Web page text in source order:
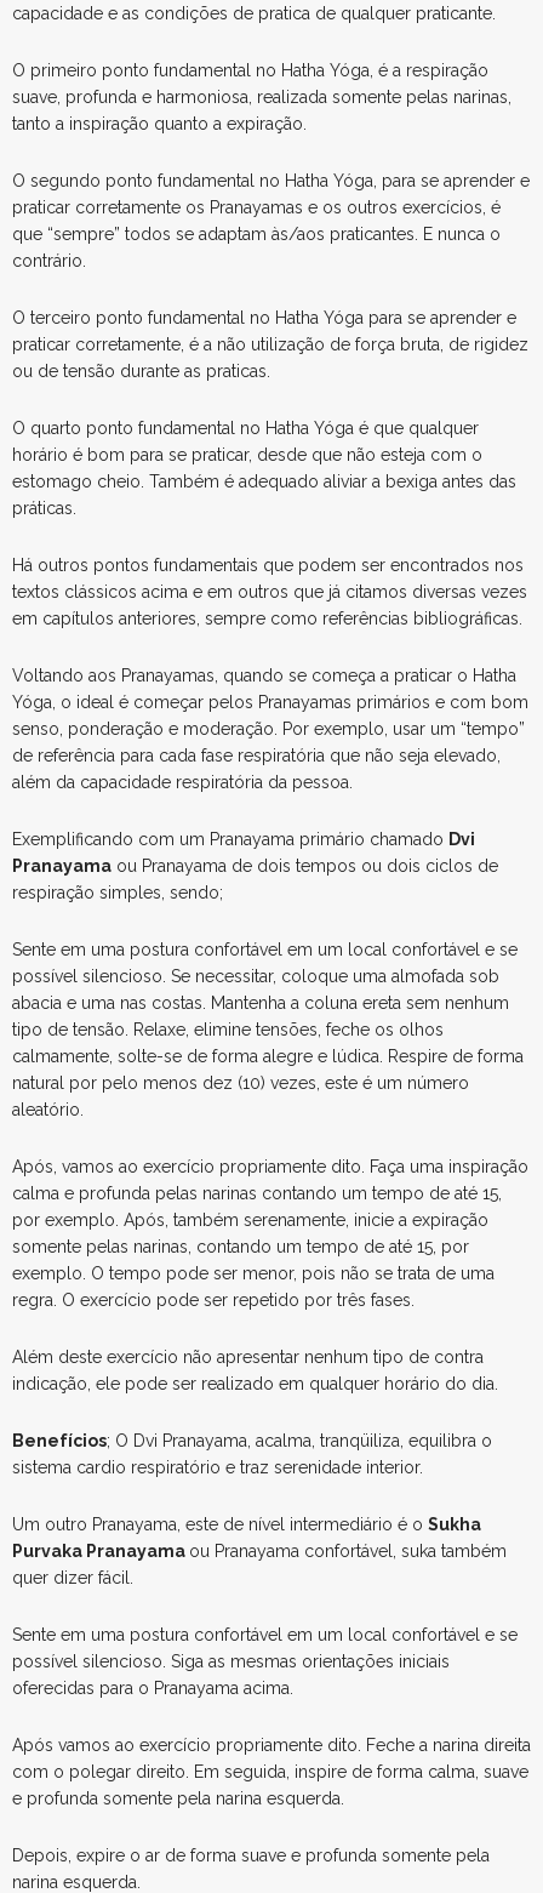
capacidade e as condições de pratica de qualquer praticante.
O primeiro ponto fundamental no Hatha Yóga, é a respiração
suave, profunda e harmoniosa, realizada somente pelas narinas,
tanto a inspiração quanto a expiração.
O segundo ponto fundamental no Hatha Yóga, para se aprender e
praticar corretamente os Pranayamas e os outros exercícios, é
que “sempre” todos se adaptam às/aos praticantes. E nunca o
contrário.
O terceiro ponto fundamental no Hatha Yóga para se aprender e
praticar corretamente, é a não utilização de força bruta, de rigidez
ou de tensão durante as praticas.
O quarto ponto fundamental no Hatha Yóga é que qualquer
horário é bom para se praticar, desde que não esteja com o
estomago cheio. Também é adequado aliviar a bexiga antes das
práticas.
Há outros pontos fundamentais que podem ser encontrados nos
textos clássicos acima e em outros que já citamos diversas vezes
em capítulos anteriores, sempre como referências bibliográficas.
Voltando aos Pranayamas, quando se começa a praticar o Hatha
Yóga, o ideal é começar pelos Pranayamas primários e com bom
senso, ponderação e moderação. Por exemplo, usar um “tempo”
de referência para cada fase respiratória que não seja elevado,
além da capacidade respiratória da pessoa.
Exemplificando com um Pranayama primário chamado Dvi
Pranayama ou Pranayama de dois tempos ou dois ciclos de
respiração simples, sendo;
Sente em uma postura confortável em um local confortável e se
possível silencioso. Se necessitar, coloque uma almofada sob
abacia e uma nas costas. Mantenha a coluna ereta sem nenhum
tipo de tensão. Relaxe, elimine tensões, feche os olhos
calmamente, solte-se de forma alegre e lúdica. Respire de forma
natural por pelo menos dez (10) vezes, este é um número
aleatório.
Após, vamos ao exercício propriamente dito. Faça uma inspiração
calma e profunda pelas narinas contando um tempo de até 15,
por exemplo. Após, também serenamente, inicie a expiração
somente pelas narinas, contando um tempo de até 15, por
exemplo. O tempo pode ser menor, pois não se trata de uma
regra. O exercício pode ser repetido por três fases.
Além deste exercício não apresentar nenhum tipo de contra
indicação, ele pode ser realizado em qualquer horário do dia.
Benefícios; O Dvi Pranayama, acalma, tranqüiliza, equilibra o
sistema cardio respiratório e traz serenidade interior.
Um outro Pranayama, este de nível intermediário é o Sukha
Purvaka Pranayama ou Pranayama confortável, suka também
quer dizer fácil.
Sente em uma postura confortável em um local confortável e se
possível silencioso. Siga as mesmas orientações iniciais
oferecidas para o Pranayama acima.
Após vamos ao exercício propriamente dito. Feche a narina direita
com o polegar direito. Em seguida, inspire de forma calma, suave
e profunda somente pela narina esquerda.
Depois, expire o ar de forma suave e profunda somente pela
narina esquerda.